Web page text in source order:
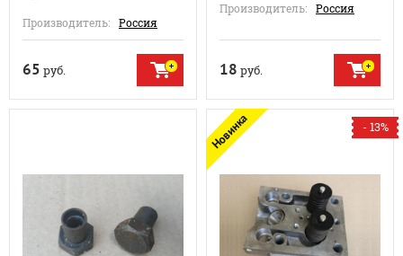
Производитель: Россия
65 руб.
Производитель: Россия
18 руб.
- 13%
Новинка